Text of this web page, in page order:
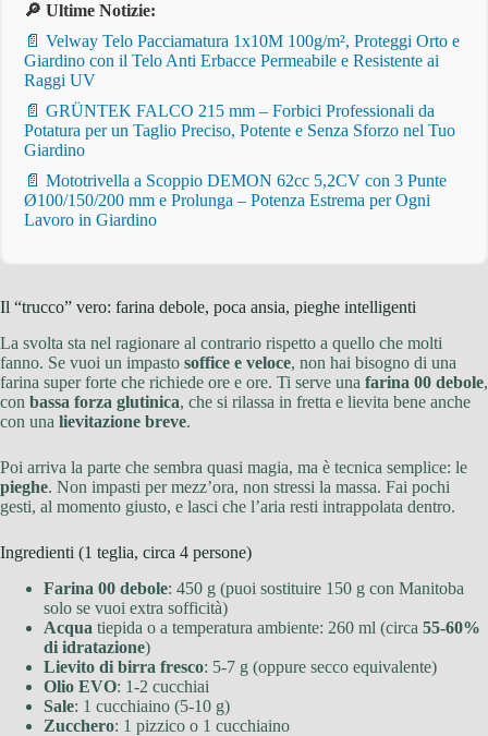
🔎 Ultime Notizie:
📄 Velway Telo Pacciamatura 1x10M 100g/m², Proteggi Orto e
Giardino con il Telo Anti Erbacce Permeabile e Resistente ai
Raggi UV
📄 GRÜNTEK FALCO 215 mm – Forbici Professionali da
Potatura per un Taglio Preciso, Potente e Senza Sforzo nel Tuo
Giardino
📄 Mototrivella a Scoppio DEMON 62cc 5,2CV con 3 Punte
Ø100/150/200 mm e Prolunga – Potenza Estrema per Ogni
Lavoro in Giardino
Il “trucco” vero: farina debole, poca ansia, pieghe intelligenti
La svolta sta nel ragionare al contrario rispetto a quello che molti
fanno. Se vuoi un impasto soffice e veloce, non hai bisogno di una
farina super forte che richiede ore e ore. Ti serve una farina 00 debole,
con bassa forza glutinica, che si rilassa in fretta e lievita bene anche
con una lievitazione breve.
Poi arriva la parte che sembra quasi magia, ma è tecnica semplice: le
pieghe. Non impasti per mezz’ora, non stressi la massa. Fai pochi
gesti, al momento giusto, e lasci che l’aria resti intrappolata dentro.
Ingredienti (1 teglia, circa 4 persone)
Farina 00 debole: 450 g (puoi sostituire 150 g con Manitoba
solo se vuoi extra sofficità)
Acqua tiepida o a temperatura ambiente: 260 ml (circa 55-60%
di idratazione)
Lievito di birra fresco: 5-7 g (oppure secco equivalente)
Olio EVO: 1-2 cucchiai
Sale: 1 cucchiaino (5-10 g)
Zucchero: 1 pizzico o 1 cucchiaino